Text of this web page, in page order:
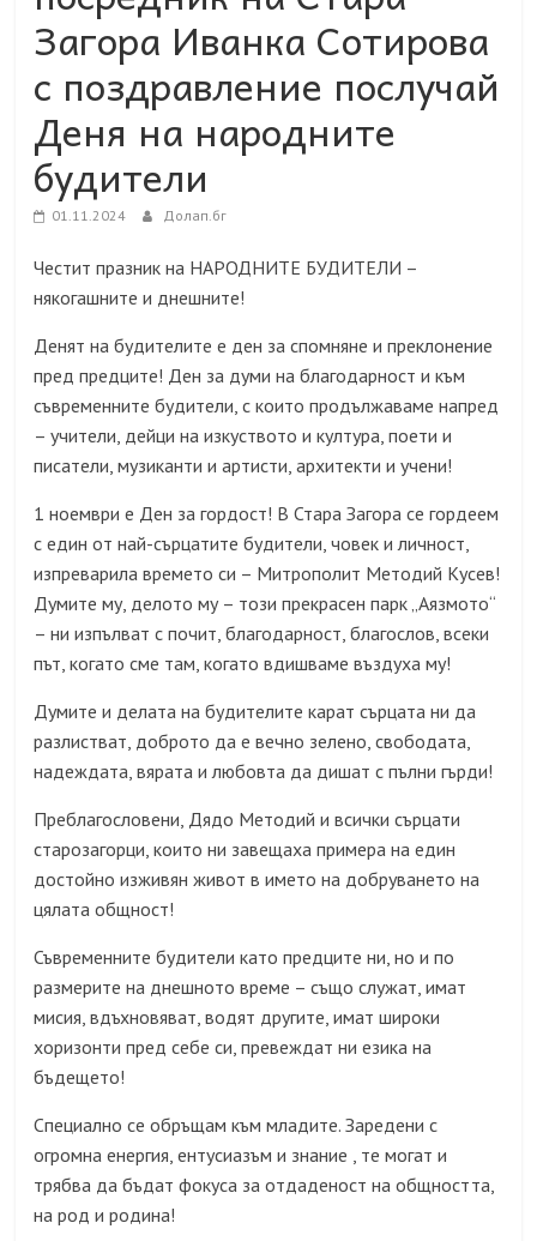
Загора Иванка Сотирова
с поздравление послучай
Деня на народните
будители
01.11.2024 Долап.бг
Честит празник на НАРОДНИТЕ БУДИТЕЛИ –
някогашните и днешните!
Денят на будителите е ден за спомняне и преклонение
пред предците! Ден за думи на благодарност и към
съвременните будители, с които продължаваме напред
– учители, дейци на изкуството и култура, поети и
писатели, музиканти и артисти, архитекти и учени!
1 ноември е Ден за гордост! В Стара Загора се гордеем
с един от най-сърцатите будители, човек и личност,
изпреварила времето си – Митрополит Методий Кусев!
Думите му, делото му – този прекрасен парк „Аязмото“
– ни изпълват с почит, благодарност, благослов, всеки
път, когато сме там, когато вдишваме въздуха му!
Думите и делата на будителите карат сърцата ни да
разлистват, доброто да е вечно зелено, свободата,
надеждата, вярата и любовта да дишат с пълни гърди!
Преблагословени, Дядо Методий и всички сърцати
старозагорци, които ни завещаха примера на един
достойно изживян живот в името на добруването на
цялата общност!
Съвременните будители като предците ни, но и по
размерите на днешното време – също служат, имат
мисия, вдъхновяват, водят другите, имат широки
хоризонти пред себе си, превеждат ни езика на
бъдещето!
Специално се обръщам към младите. Заредени с
огромна енергия, ентусиазъм и знание , те могат и
трябва да бъдат фокуса за отдаденост на общността,
на род и родина!